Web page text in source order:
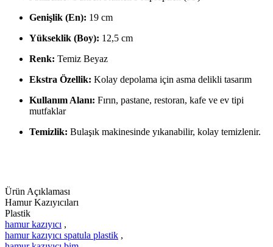
Genişlik (En): 19 cm
Yükseklik (Boy): 12,5 cm
Renk: Temiz Beyaz
Ekstra Özellik: Kolay depolama için asma delikli tasarım
Kullanım Alanı: Fırın, pastane, restoran, kafe ve ev tipi
mutfaklar
Temizlik: Bulaşık makinesinde yıkanabilir, kolay temizlenir.
Ürün Açıklaması
Hamur Kazıyıcıları
Plastik
hamur kazıyıcı ,
hamur kazıyıcı spatula plastik ,